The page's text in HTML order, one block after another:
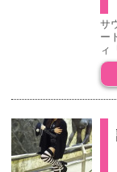
サ
ー
ィ